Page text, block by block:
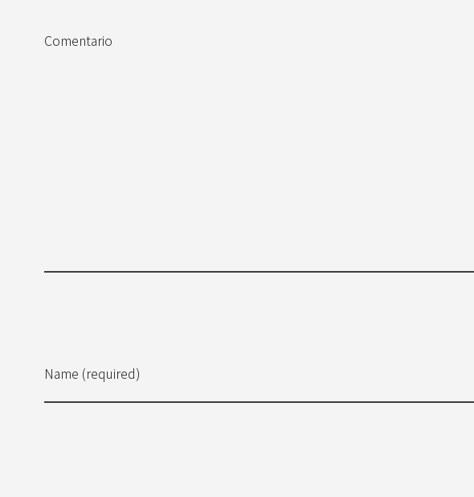
Name (required)
Comentario